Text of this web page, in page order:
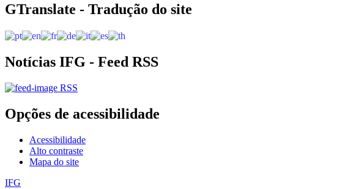
GTranslate - Tradução do site
Notícias IFG - Feed RSS
RSS
Opções de acessibilidade
Acessibilidade
Alto contraste
Mapa do site
IFG